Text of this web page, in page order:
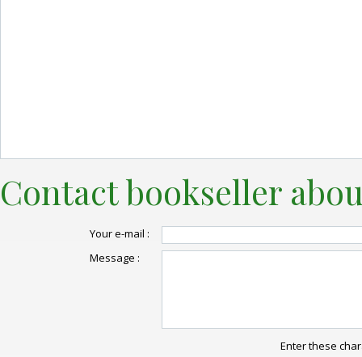
Contact bookseller
Your e-mail :
Message :
Enter these